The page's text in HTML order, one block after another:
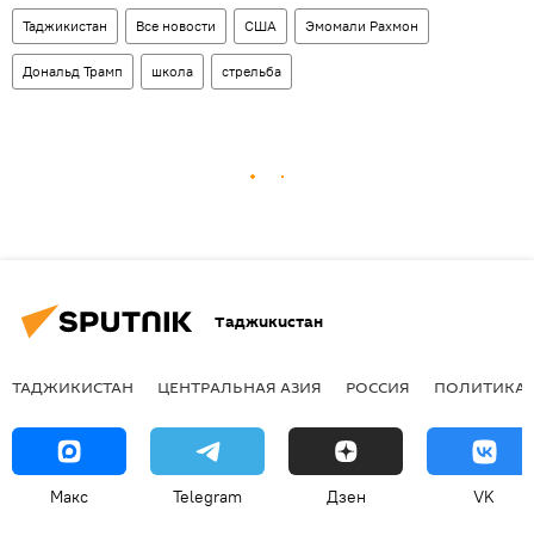
Таджикистан Все новости США Эмомали Рахмон
Дональд Трамп школа стрельба
Таджикистан
ТАДЖИКИСТАН ЦЕНТРАЛЬНАЯ АЗИЯ РОССИЯ ПОЛИТИКА
Макс Telegram Дзен VK